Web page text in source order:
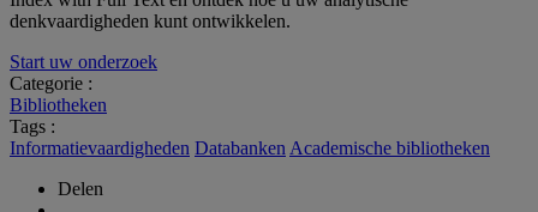
denkvaardigheden kunt ontwikkelen.
Start uw onderzoek
Categorie :
Bibliotheken
Tags :
Informatievaardigheden Databanken Academische bibliotheken
Delen